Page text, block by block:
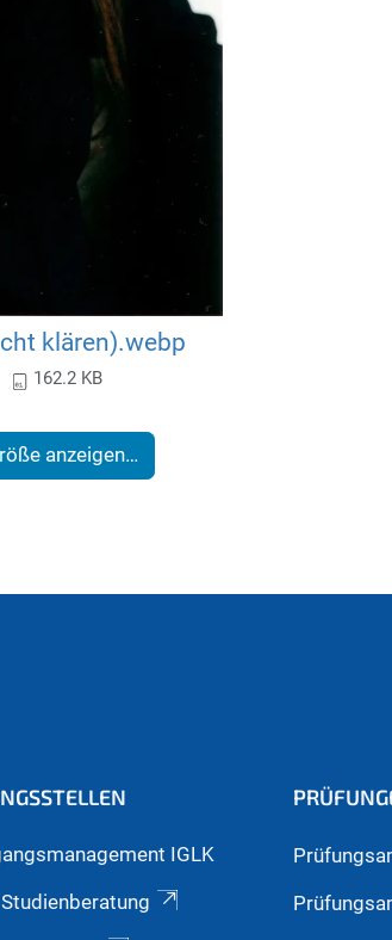
klären).webp
162.2 KB
anzeigen…
IGLK